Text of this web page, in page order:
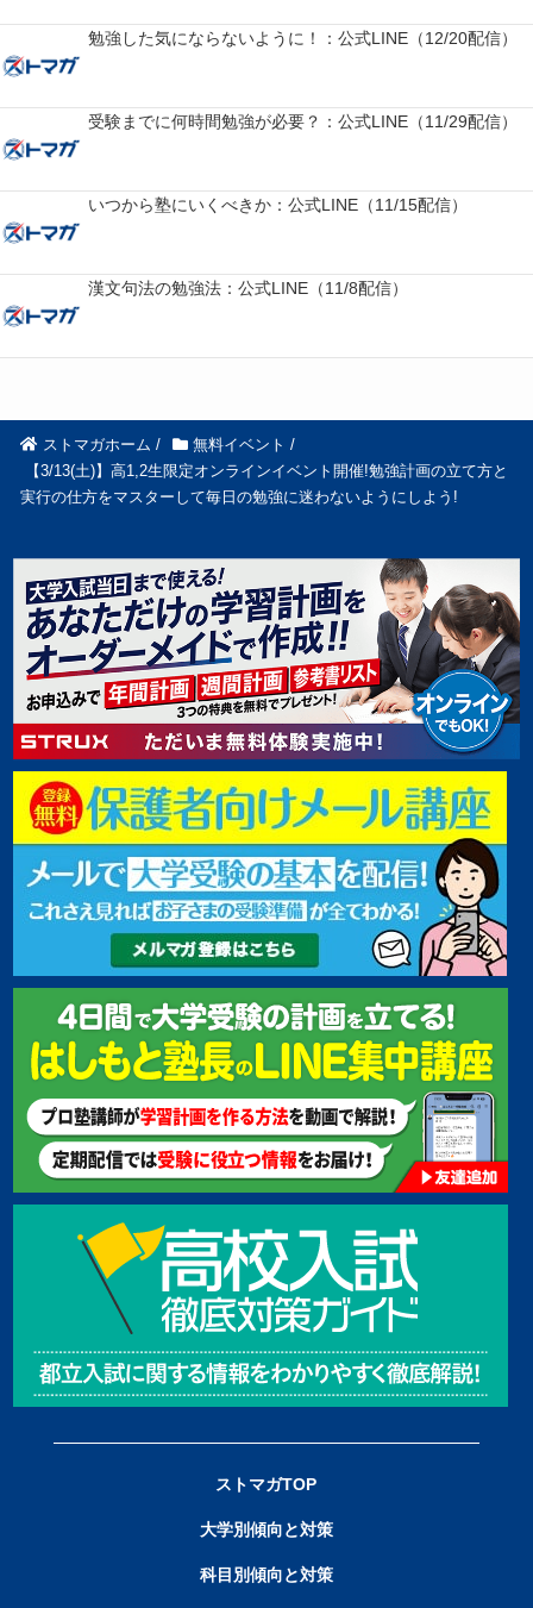
勉強した気にならないように！：公式LINE（12/20配信）
受験までに何時間勉強が必要？：公式LINE（11/29配信）
いつから塾にいくべきか：公式LINE（11/15配信）
漢文句法の勉強法：公式LINE（11/8配信）
ストマガホーム / 無料イベント /
【3/13(土)】高1,2生限定オンラインイベント開催!勉強計画の立て方と
実行の仕方をマスターして毎日の勉強に迷わないようにしよう!
ストマガTOP
大学別傾向と対策
科目別傾向と対策